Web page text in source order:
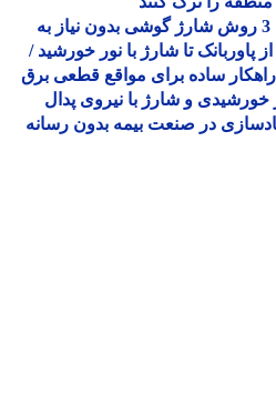
ها و تکنولوژی روز | 3 روش شارژ گوشی بدون نیاز به
تا شارژ با نور خورشید /
بدون برق شد؛ 3 راهکار ساده برای مواقع قطعی برق
و شارژ با نیروی پدال
در صنعت بیمه بدون رسانه